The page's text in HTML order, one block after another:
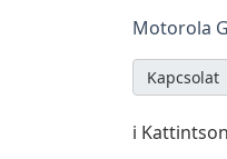
Motorola
Kapcsolat
ℹ️